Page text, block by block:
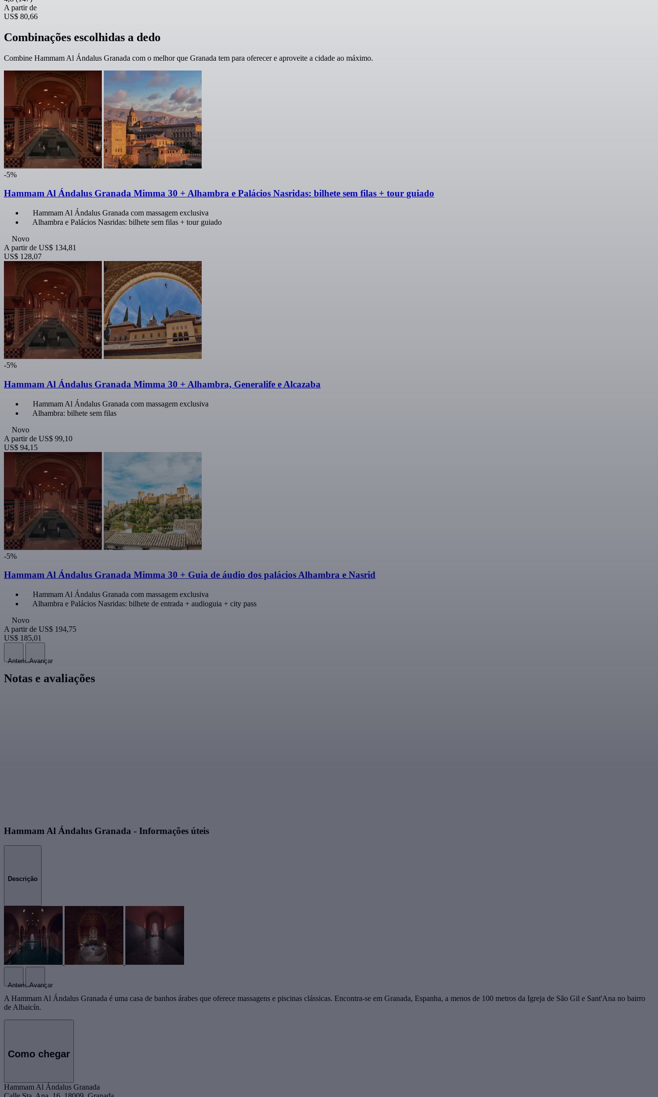
A partir de
US$ 80,66
Combinações escolhidas a dedo
Combine Hammam Al Ándalus Granada com o melhor que Granada tem para oferecer e aproveite a cidade ao máximo.
-5%
Hammam Al Ándalus Granada Mimma 30 + Alhambra e Palácios Nasridas: bilhete sem filas + tour guiado
Hammam Al Ándalus Granada com massagem exclusiva
Alhambra e Palácios Nasridas: bilhete sem filas + tour guiado
Novo
A partir de US$ 134,81
US$ 128,07
-5%
Hammam Al Ándalus Granada Mimma 30 + Alhambra, Generalife e Alcazaba
Hammam Al Ándalus Granada com massagem exclusiva
Alhambra: bilhete sem filas
Novo
A partir de US$ 99,10
US$ 94,15
-5%
Hammam Al Ándalus Granada Mimma 30 + Guia de áudio dos palácios Alhambra e Nasrid
Hammam Al Ándalus Granada com massagem exclusiva
Alhambra e Palácios Nasridas: bilhete de entrada + audioguia + city pass
Novo
A partir de US$ 194,75
US$ 185,01
AnteriorAvançar
Notas e avaliações
Hammam Al Ándalus Granada - Informações úteis
Descrição
AnteriorAvançar
A Hammam Al Ándalus Granada é uma casa de banhos árabes que oferece massagens e piscinas clássicas. Encontra-se em Granada, Espanha, a menos de 100 metros da Igreja de São Gil e Sant'Ana no bairro
de Albaicín.
Como chegar
Hammam Al Ándalus Granada